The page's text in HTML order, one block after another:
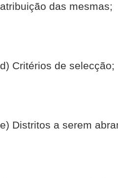
atribuição das mesmas;
d) Critérios de selecção;
e) Distritos a serem